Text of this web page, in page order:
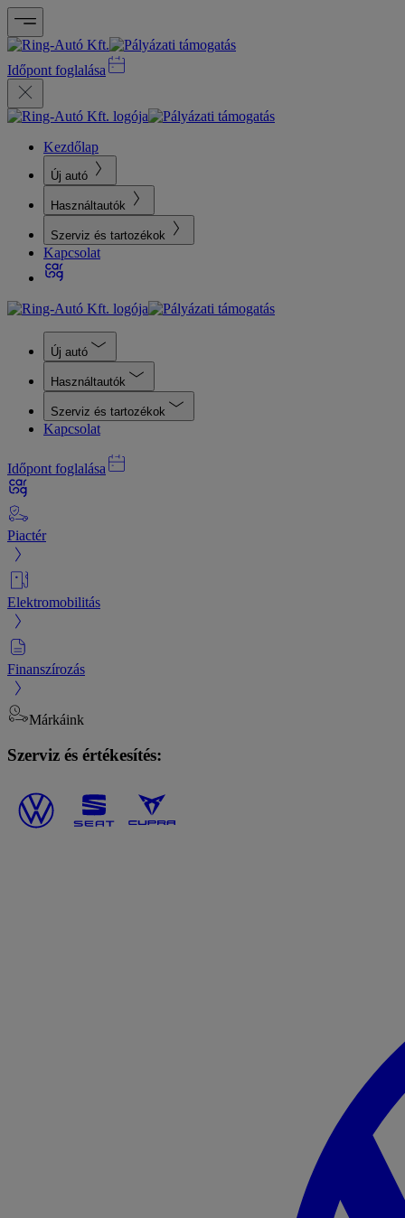
Időpont foglalása
Kezdőlap
Új autó
Használtautók
Szerviz és tartozékok
Kapcsolat
Új autó
Használtautók
Szerviz és tartozékok
Kapcsolat
Időpont foglalása
Piactér
Elektromobilitás
Finanszírozás
Márkáink
Szerviz és értékesítés: